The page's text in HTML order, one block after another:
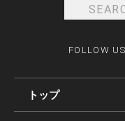
FOLLOW US
トップ